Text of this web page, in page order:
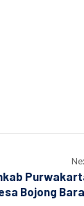
Bojong